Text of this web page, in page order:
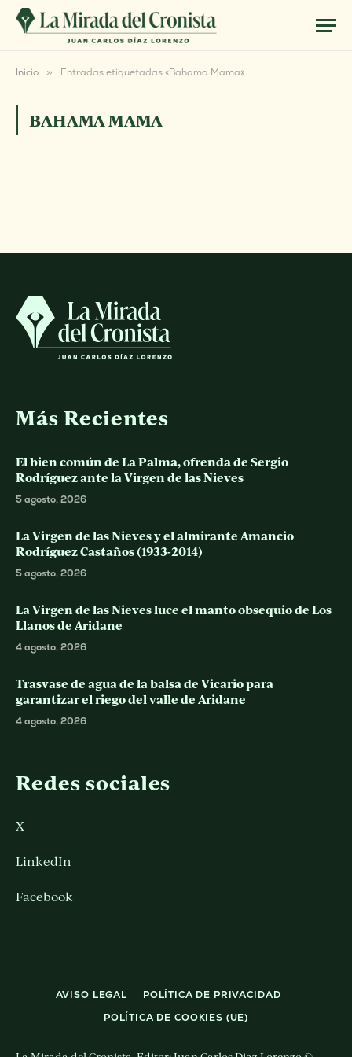
Inicio » Entradas etiquetadas «Bahama Mama»
BAHAMA MAMA
Más Recientes
El bien común de La Palma, ofrenda de Sergio
Rodríguez ante la Virgen de las Nieves
5 agosto, 2026
La Virgen de las Nieves y el almirante Amancio
Rodríguez Castaños (1933-2014)
5 agosto, 2026
La Virgen de las Nieves luce el manto obsequio de Los
Llanos de Aridane
4 agosto, 2026
Trasvase de agua de la balsa de Vicario para
garantizar el riego del valle de Aridane
4 agosto, 2026
Redes sociales
X
LinkedIn
Facebook
AVISO LEGAL
POLÍTICA DE PRIVACIDAD
POLÍTICA DE COOKIES (UE)